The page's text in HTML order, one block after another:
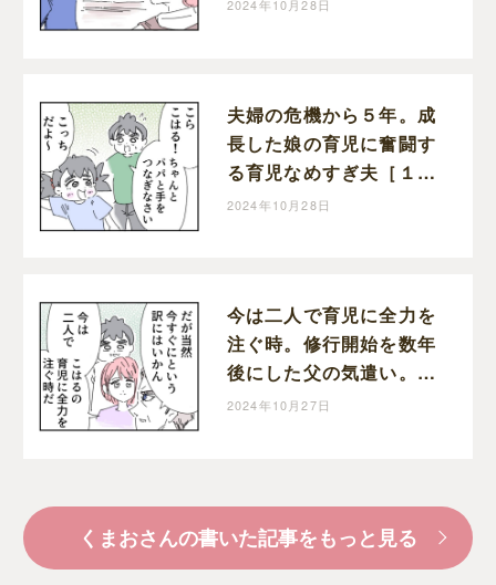
2024年10月28日
夫婦の危機から５年。成
長した娘の育児に奮闘す
る育児なめすぎ夫［１９
９］｜くまおのマンガ堂
2024年10月28日
今は二人で育児に全力を
注ぐ時。修行開始を数年
後にした父の気遣い。育
児なめすぎ夫［１９８］
2024年10月27日
くまおさんの書いた記事をもっと見る